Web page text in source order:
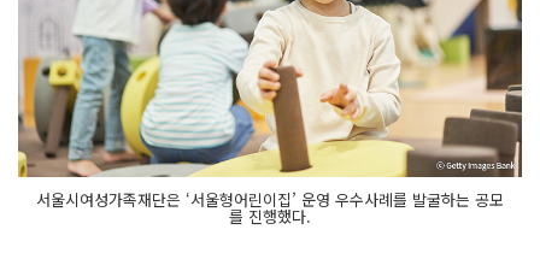
서울시여성가족재단은 ‘서울형어린이집’ 운영 우수사례를 발굴하는 공모
를 진행했다.